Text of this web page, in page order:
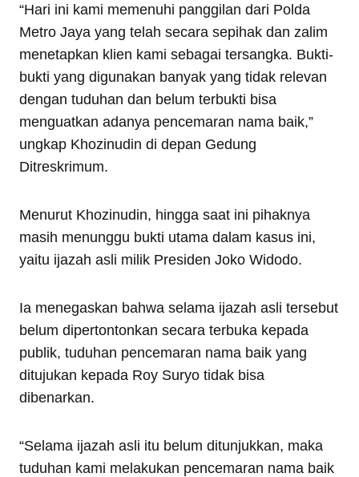
“Hari ini kami memenuhi panggilan dari Polda
Metro Jaya yang telah secara sepihak dan zalim
menetapkan klien kami sebagai tersangka. Bukti-
bukti yang digunakan banyak yang tidak relevan
dengan tuduhan dan belum terbukti bisa
menguatkan adanya pencemaran nama baik,”
ungkap Khozinudin di depan Gedung
Ditreskrimum.
Menurut Khozinudin, hingga saat ini pihaknya
masih menunggu bukti utama dalam kasus ini,
yaitu ijazah asli milik Presiden Joko Widodo.
Ia menegaskan bahwa selama ijazah asli tersebut
belum dipertontonkan secara terbuka kepada
publik, tuduhan pencemaran nama baik yang
ditujukan kepada Roy Suryo tidak bisa
dibenarkan.
“Selama ijazah asli itu belum ditunjukkan, maka
tuduhan kami melakukan pencemaran nama baik